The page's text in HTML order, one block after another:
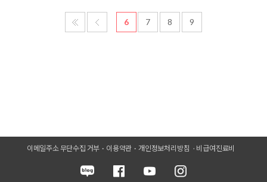
6 7 8 9
이메일주소 무단수집 거부 이용약관 개인정보처리방침 비급여진료비